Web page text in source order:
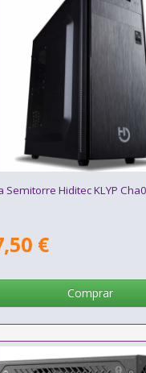
Semitorre Hiditec KLYP
€
Comprar